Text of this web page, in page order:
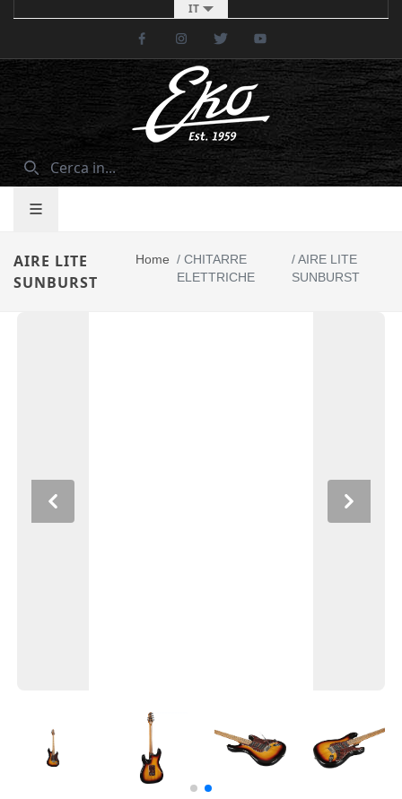
IT
FacebookInstagramTwitter
AIRE LITE
SUNBURST
Home / CHITARRE
ELETTRICHE
/AIRE LITE
SUNBURST
Previous Next